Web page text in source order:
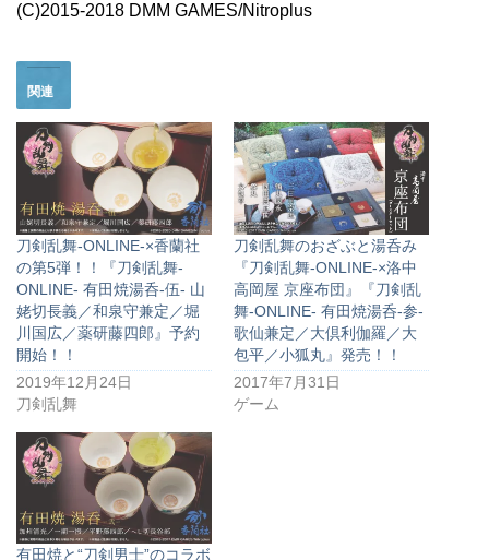
(C)2015-2018 DMM GAMES/Nitroplus
関連
刀剣乱舞-ONLINE-×香蘭社
の第5弾！！『刀剣乱舞-
ONLINE- 有田焼湯呑-伍- 山
姥切長義／和泉守兼定／堀
川国広／薬研藤四郎』予約
開始！！
2019年12月24日
刀剣乱舞
刀剣乱舞のおざぶと湯呑み
『刀剣乱舞-ONLINE-×洛中
高岡屋 京座布団』『刀剣乱
舞-ONLINE- 有田焼湯呑-参-
歌仙兼定／大倶利伽羅／大
包平／小狐丸』発売！！
2017年7月31日
ゲーム
有田焼と“刀剣男士”のコラボ